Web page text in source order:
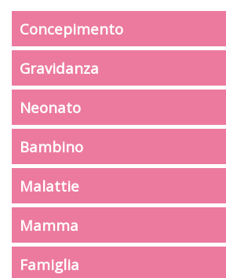
Concepimento
Gravidanza
Neonato
Bambino
Malattie
Mamma
Famiglia